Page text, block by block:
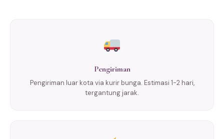
Pengiriman
Pengiriman luar kota via kurir bunga. Estimasi 1-2 hari,
tergantung jarak.